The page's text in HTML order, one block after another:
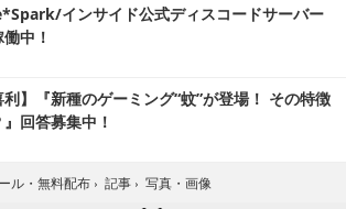
インサイド公式ディスコードサーバー
中！
利】『新種のゲーミング“蚊”が登場！ その特徴
』回答募集中！
ル・無料配布 › 記事 › 写真・画像